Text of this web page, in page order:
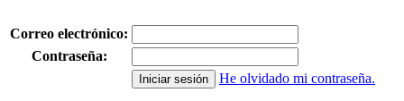
Correo electrónico:
Contraseña:
He olvidado mi contraseña.